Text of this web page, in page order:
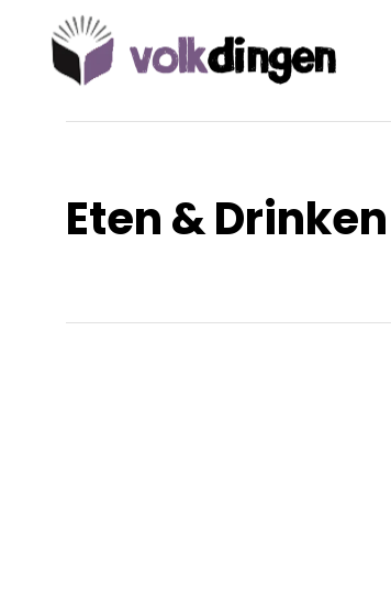
Eten & Drinken